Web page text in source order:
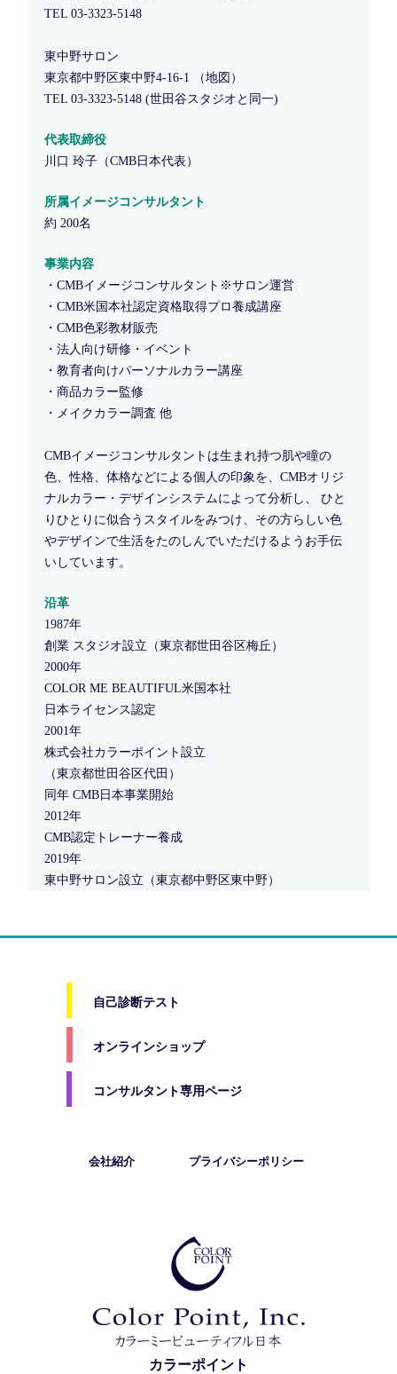
TEL 03-3323-5148
東中野サロン
東京都中野区東中野4-16-1
（地図）
TEL 03-3323-5148 (世田谷スタジオと同一)
代表取締役
川口 玲子（CMB日本代表）
所属イメージコンサルタント
約 200名
事業内容
・CMBイメージコンサルタント※サロン運営
・CMB米国本社認定資格取得プロ養成講座
・CMB色彩教材販売
・法人向け研修・イベント
・教育者向けパーソナルカラー講座
・商品カラー監修
・メイクカラー調査 他
CMBイメージコンサルタントは生まれ持つ肌や瞳の
色、性格、体格などによる個人の印象を、CMBオリジ
ナルカラー・デザインシステムによって分析し、 ひと
りひとりに似合うスタイルをみつけ、その方らしい色
やデザインで生活をたのしんでいただけるようお手伝
いしています。
沿革
1987年
創業 スタジオ設立（東京都世田谷区梅丘）
2000年
COLOR ME BEAUTIFUL米国本社
日本ライセンス認定
2001年
株式会社カラーポイント設立
（東京都世田谷区代田）
同年 CMB日本事業開始
2012年
CMB認定トレーナー養成
2019年
東中野サロン設立（東京都中野区東中野）
カラーポイント
自己診断テスト
オンラインショップ
コンサルタント専用ページ
会社紹介 プライバシーポリシー